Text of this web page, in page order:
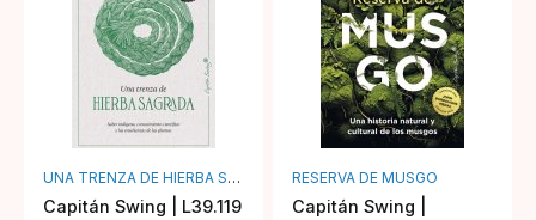
UNA TRENZA DE HIERBA SAGRADA
Capitán Swing | L39.119
RESERVA DE MUSGO
Capitán Swing |